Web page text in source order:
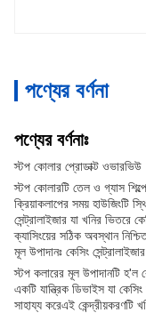
পণ্যের বর্ণনা
পণ্যের বর্ণনাঃ
স্টপ কোলার প্রোডাক্ট ওভারভিউ
স্টপ কোলারটি তেল ও গ্যাস
ক্রিয়াকলাপের সময় হাউজিংটি
সেন্ট্রালাইজার যা খনির ভিতরে
ক্যাসিংয়ের সঠিক অবস্থান
মূল উপাদানঃ কেসিং সেন্ট্রালাইজার
স্টপ কলারের মূল উপাদানটি হ'ল
একটি যান্ত্রিক ডিভাইস যা
সাহায্য করেএই কেন্দ্রীয়করণটি